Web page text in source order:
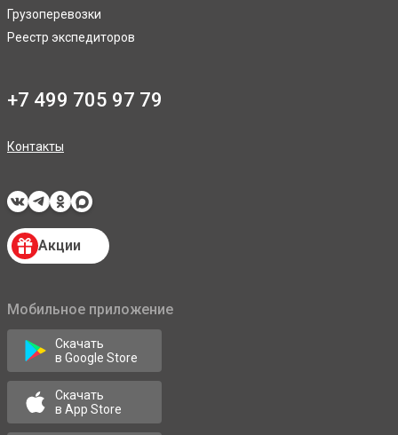
Грузоперевозки
Реестр экспедиторов
+7 499 705 97 79
Контакты
Акции
Мобильное приложение
Скачать
в Google Store
Скачать
в App Store